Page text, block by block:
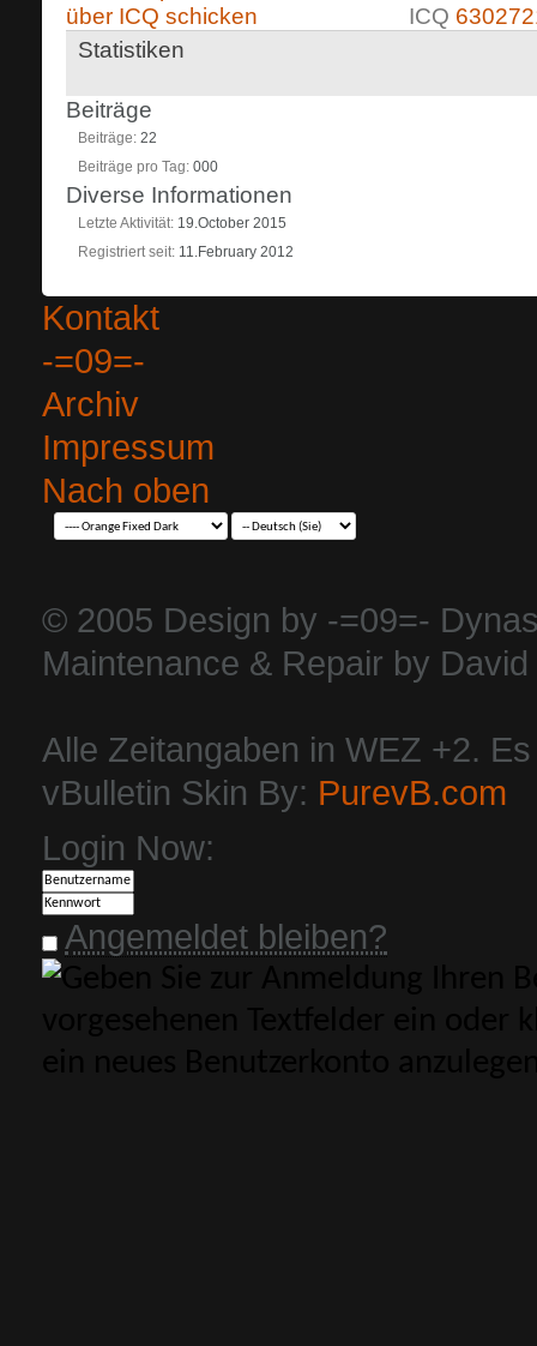
ICQ
Statistiken
Beiträge
Beiträge 22
Beiträge pro Tag 000
Diverse Informationen
Letzte Aktivität 19.October 2015
Registriert seit 11.February 2012
Kontakt
-=09=-
Archiv
Impressum
Nach oben
© 2005 Design by -=09=-
Maintenance & Repair by
Alle Zeitangaben in WEZ +2.
vBulletin Skin By: PurevB.com
Login Now:
Angemeldet bleiben?